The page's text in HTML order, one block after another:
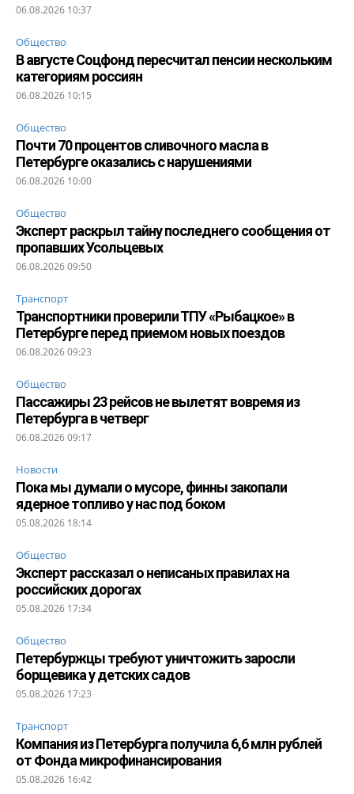
06.08.2026 10:37
Общество
В августе Соцфонд пересчитал пенсии нескольким
категориям россиян
06.08.2026 10:15
Общество
Почти 70 процентов сливочного масла в
Петербурге оказались с нарушениями
06.08.2026 10:00
Общество
Эксперт раскрыл тайну последнего сообщения от
пропавших Усольцевых
06.08.2026 09:50
Транспорт
Транспортники проверили ТПУ «Рыбацкое» в
Петербурге перед приемом новых поездов
06.08.2026 09:23
Общество
Пассажиры 23 рейсов не вылетят вовремя из
Петербурга в четверг
06.08.2026 09:17
Новости
Пока мы думали о мусоре, финны закопали
ядерное топливо у нас под боком
05.08.2026 18:14
Общество
Эксперт рассказал о неписаных правилах на
российских дорогах
05.08.2026 17:34
Общество
Петербуржцы требуют уничтожить заросли
борщевика у детских садов
05.08.2026 17:23
Транспорт
Компания из Петербурга получила 6,6 млн рублей
от Фонда микрофинансирования
05.08.2026 16:42